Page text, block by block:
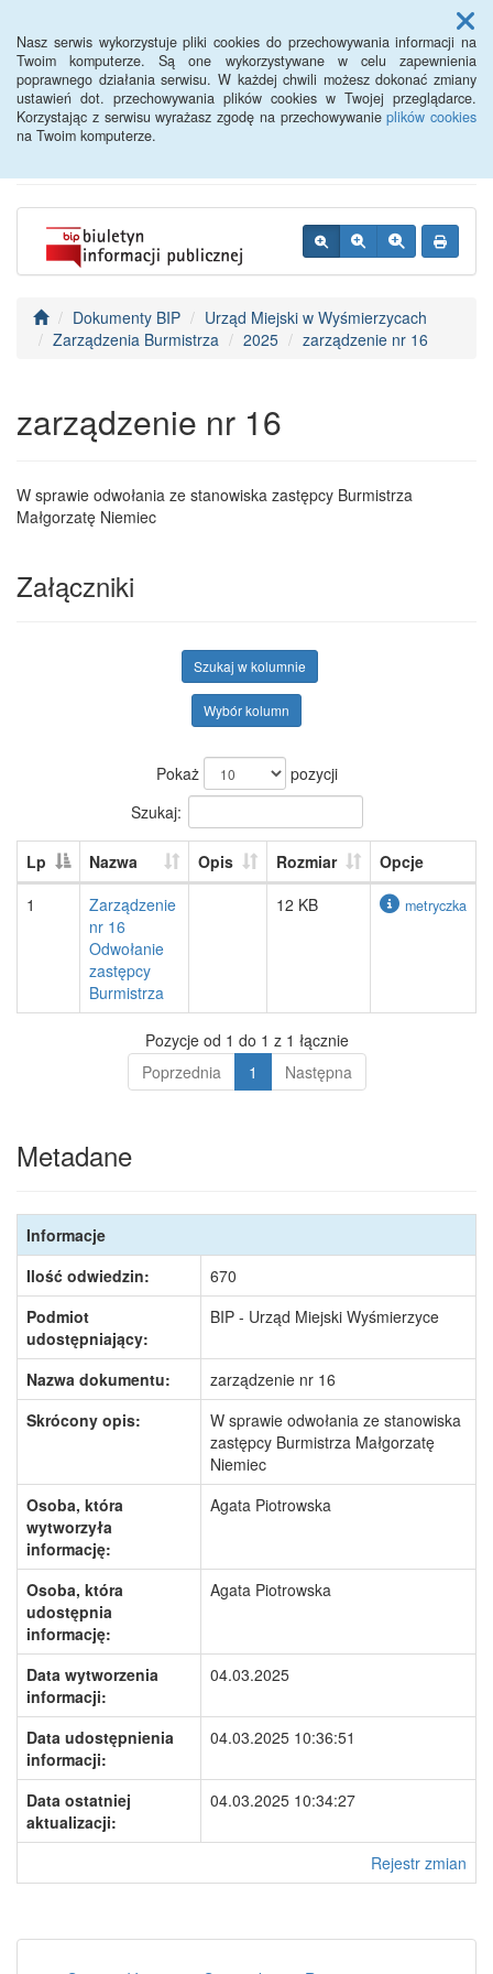
Nasz serwis wykorzystuje pliki cookies do przechowywania informacji na
Twoim komputerze. Są one wykorzystywane w celu zapewnienia
poprawnego działania serwisu. W każdej chwili możesz dokonać zmiany
ustawień dot. przechowywania plików cookies w Twojej przeglądarce.
Korzystając z serwisu wyrażasz zgodę na przechowywanieplików cookies
na Twoim komputerze.
Menu
BIP - Urząd Miejski
Wyśmierzyce
Dokumenty BIP
Urząd Miejski w Wyśmierzycach
Zarządzenia Burmistrza
2025 zarządzenie nr 16
zarządzenie nr 16
W sprawie odwołania ze stanowiska zastępcy Burmistrza
Małgorzatę Niemiec
Załączniki
Szukaj w kolumnie
Wybór kolumn
Pokaż
pozycji
Szukaj:
Lp Nazwa Opis Rozmiar
Opcje
1
Zarządzenie
nr 16
Odwołanie
zastępcy
Burmistrza
12 KB metryczka
Pozycje od 1 do 1 z 1 łącznie
Poprzednia
1 Następna
Metadane
Informacje
Ilość odwiedzin:
670
Podmiot
udostępniający:
BIP - Urząd Miejski Wyśmierzyce
Nazwa dokumentu:
zarządzenie nr 16
Skrócony opis:
W sprawie odwołania ze stanowiska
zastępcy Burmistrza Małgorzatę
Niemiec
Osoba, która
wytworzyła
informację:
Agata Piotrowska
Osoba, która
udostępnia
informację:
Agata Piotrowska
Data wytworzenia
informacji:
04.03.2025
Data udostępnienia
informacji:
04.03.2025 10:36:51
Data ostatniej
aktualizacji:
04.03.2025 10:34:27
Rejestr zmian